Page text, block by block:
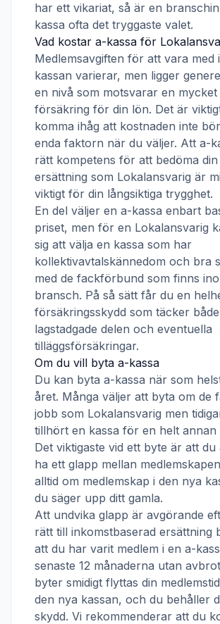
har ett vikariat, så är en
kassa ofta det tryggaste valet.
Vad kostar a-kassa för
Medlemsavgiften för att vara med i
kassan varierar, men ligger
en nivå som motsvarar en mycket
försäkring för din lön. Det är
komma ihåg att kostnaden inte
enda faktorn när du väljer. Att a-
rätt kompetens för att bedöma
ersättning som Lokalansvarig är
viktigt för din långsiktiga trygghet.
En del väljer en a-kassa enbart
priset, men för en Lokalansvarig
sig att välja en kassa som har
kollektivavtalskännedom och bra
med de fackförbund som finns
bransch. På så sätt får du en
försäkringsskydd som täcker
lagstadgade delen och eventuella
tilläggsförsäkringar.
Om du vill byta a-kassa
Du kan byta a-kassa när som
året. Många väljer att byta om de
jobb som Lokalansvarig men
tillhört en kassa för en helt annan
Det viktigaste vid ett byte är att
ha ett glapp mellan
alltid om medlemskap i den nya
du säger upp ditt gamla.
Att undvika glapp är avgörande
rätt till inkomstbaserad ersättning
att du har varit medlem i en a-
senaste 12 månaderna utan
byter smidigt flyttas din
den nya kassan, och du behåller
skydd. Vi rekommenderar att du